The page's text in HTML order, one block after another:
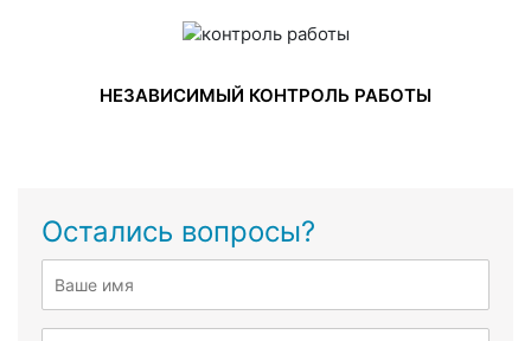
НЕЗАВИСИМЫЙ КОНТРОЛЬ РАБОТЫ
Остались вопросы?